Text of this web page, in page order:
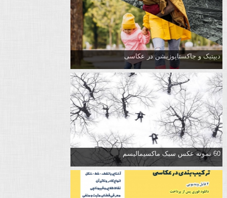
دیپتیک و جاکستا‌پوزیشن در عکاسی
60 نمونه عکس سبک ماکسیمالیسم